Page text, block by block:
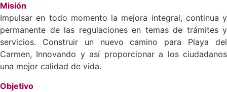
Misión
Impulsar en todo momento la mejora integral, continua y
permanente de las regulaciones en temas de trámites y
servicios. Construir un nuevo camino para Playa del
Carmen, Innovando y así proporcionar a los ciudadanos
una mejor calidad de vida.
Objetivo